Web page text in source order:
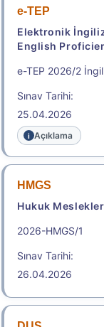
2026-
Anahtarı
Aday
Aday
Kılavuzu
.e-YDS
Sınav
e-TEP
Elektronik
English
e-TEP 2026/2
Sınav Tarihi:
25.04.2026
Açıklama
HMGS
Hukuk
2026-HMGS/1
Sınav Tarihi:
26.04.2026